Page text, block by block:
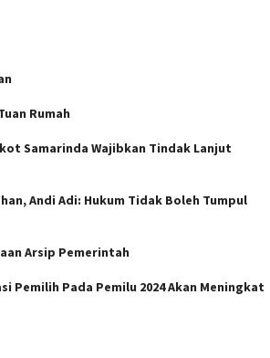
Rumah
Samarinda Wajibkan Tindak Lanjut
Andi Adi: Hukum Tidak Boleh Tumpul
Arsip Pemerintah
Pemilih Pada Pemilu 2024 Akan Meningkat